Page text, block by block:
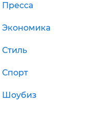
Пресса
Экономика
Стиль
Спорт
Шоубиз